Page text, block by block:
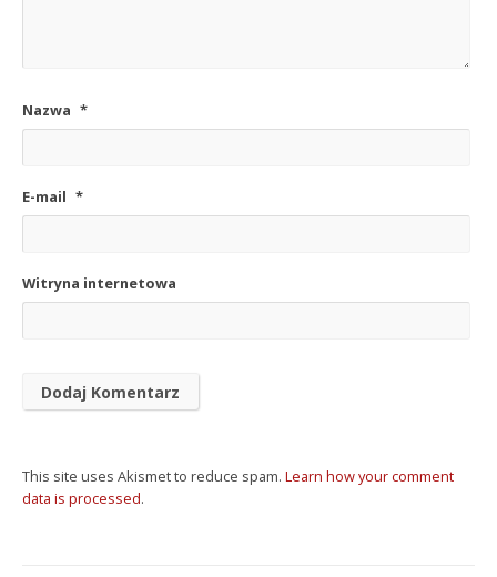
Nazwa *
E-mail *
Witryna internetowa
This site uses Akismet to reduce spam. Learn how your comment
data is processed.